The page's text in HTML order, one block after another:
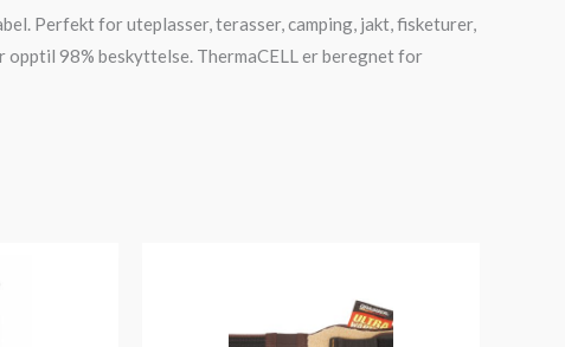
Perfekt for uteplasser, terasser, camping, jakt, fisketurer,
98% beskyttelse. ThermaCELL er beregnet for